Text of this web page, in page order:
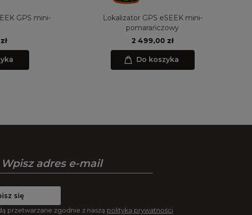
GPS mini-
Lokalizator GPS eSEEK mini-
pomarańczowy
2 499,00 zł
Do koszyka
się
przetwarzane zgodnie z naszą polityką prywatności